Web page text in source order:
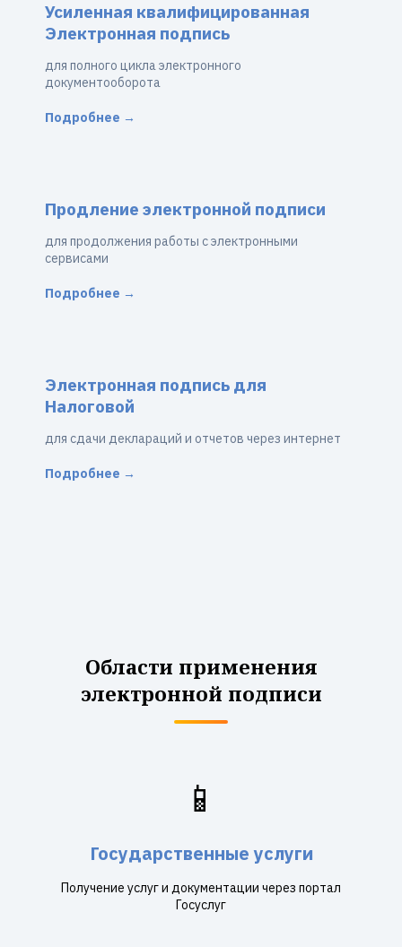
Усиленная квалифицированная
Электронная подпись
для полного цикла электронного
документооборота
Подробнее →
Продление электронной подписи
для продолжения работы с электронными
сервисами
Подробнее →
Электронная подпись для
Налоговой
для сдачи деклараций и отчетов через интернет
Подробнее →
Области применения
электронной подписи
📱
Государственные услуги
Получение услуг и документации через портал
Госуслуг